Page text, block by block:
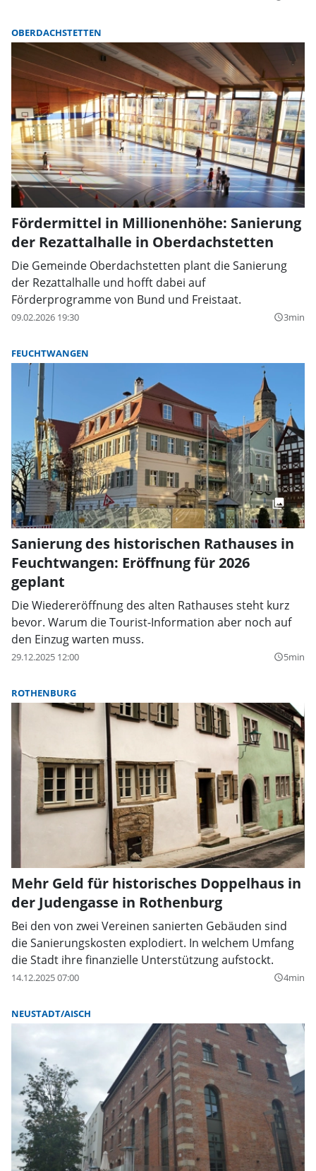
OBERDACHSTETTEN
Fördermittel in Millionenhöhe: Sanierung
der Rezattalhalle in Oberdachstetten
Die Gemeinde Oberdachstetten plant die Sanierung
der Rezattalhalle und hofft dabei auf
Förderprogramme von Bund und Freistaat.
09.02.2026 19:30 query_builder3min
FEUCHTWANGEN
Sanierung des historischen Rathauses in
Feuchtwangen: Eröffnung für 2026
geplant
Die Wiedereröffnung des alten Rathauses steht kurz
bevor. Warum die Tourist-Information aber noch auf
den Einzug warten muss.
29.12.2025 12:00 query_builder5min
ROTHENBURG
Mehr Geld für historisches Doppelhaus in
der Judengasse in Rothenburg
Bei den von zwei Vereinen sanierten Gebäuden sind
die Sanierungskosten explodiert. In welchem Umfang
die Stadt ihre finanzielle Unterstützung aufstockt.
14.12.2025 07:00 query_builder4min
NEUSTADT/AISCH